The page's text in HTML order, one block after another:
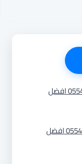
شركة مكافحة حشرات بابها 0554968548 افضل
شركة مكافحة حشرات بالخبر 0554968548 افضل